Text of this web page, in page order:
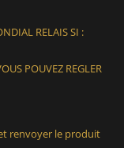
RELAIS SI :
POUVEZ REGLER
renvoyer le produit